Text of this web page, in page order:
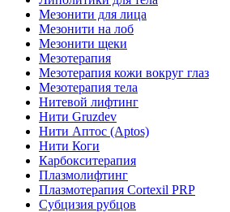
Мезонити для лица
Мезонити на лоб
Мезонити щеки
Мезотерапия
Мезотерапия кожи вокруг глаз
Мезотерапия тела
Нитевой лифтинг
Нити Gruzdev
Нити Аптос (Aptos)
Нити Коги
Карбокситерапия
Плазмолифтинг
Плазмотерапия Сortexil PRP
Субцизия рубцов